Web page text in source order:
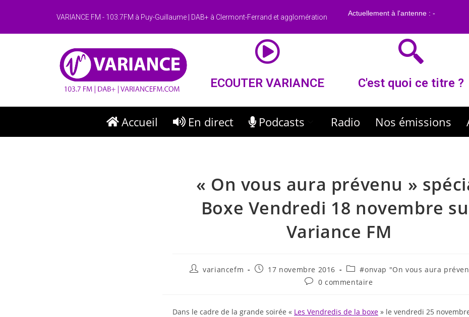
VARIANCE FM - 103.7FM à Puy-Guillaume | DAB+ à Clermont-Ferrand et agglomération
ECOUTER VARIANCE C'est quoi ce titre ?
Accueil En direct Podcasts Radio Nos émissions
« On vous aura prévenu »
Boxe Vendredi 18 novembre
Variance FM
variancefm 17 novembre 2016
#onvap "On vous aura
0 commentaire
Dans le cadre de la grande soirée « Les Vendredis de la boxe » le vendredi 25